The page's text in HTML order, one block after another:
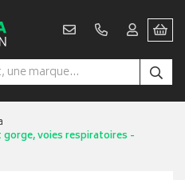
gorge, voies respiratoires -